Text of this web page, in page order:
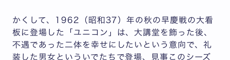
かくして、1962（昭和37）年の秋の早慶戦の大看
板に登場した「ユニコン」は、大講堂を飾った後、
不遇であった二体を幸せにしたいという意向で、礼
装した男女といういでたちで登場、見事このシーズ